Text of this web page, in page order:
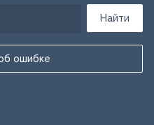
Найти
ошибке